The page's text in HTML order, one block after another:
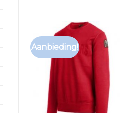
Aanbieding!